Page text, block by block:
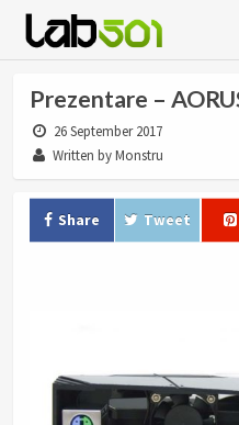
Prezentare –
26 September 2017
Written by Monstru
Share Tweet